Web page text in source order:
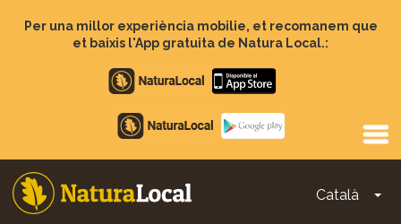
Per una millor experiència mobilie, et recomanem que
et baixis l'App gratuita de Natura Local.:
Apple
store
Google
Play
Català